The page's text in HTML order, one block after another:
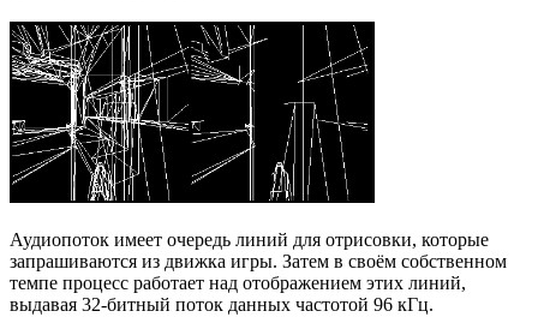
Аудиопоток имеет очередь линий для отрисовки, которые
запрашиваются из движка игры. Затем в своём собственном
темпе процесс работает над отображением этих линий,
выдавая 32-битный поток данных частотой 96 кГц.